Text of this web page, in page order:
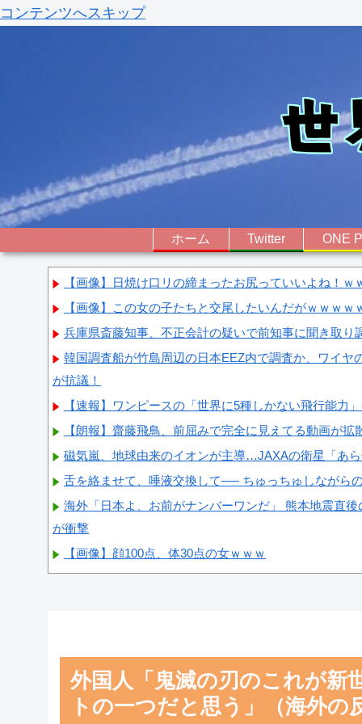
コンテンツへスキップ
ホーム Twitter ONE
【画像】日焼け口リの締まったお尻っていいよね！ｗ
【画像】この女の子たちと交尾したいんだがｗｗｗｗ
兵庫県斎藤知事、不正会計の疑いで前知事に聞き取り
韓国調査船が竹島周辺の日本EEZ内で調査か、ワイ
が抗議！
【速報】ワンピースの「世界に5種しかない飛行能力
【朗報】齋藤飛鳥、前屈みで完全に見えてる動画が
磁気嵐、地球由来のイオンが主導…JAXAの衛星「あ
舌を絡ませて、唾液交換して── ちゅっちゅしながら
海外「日本よ、お前がナンバーワンだ」 熊本地震直
が衝撃
【画像】顔100点、体30点の女ｗｗｗ
外国人「鬼滅の刃のこれが新
トの一つだと思う」（海外の